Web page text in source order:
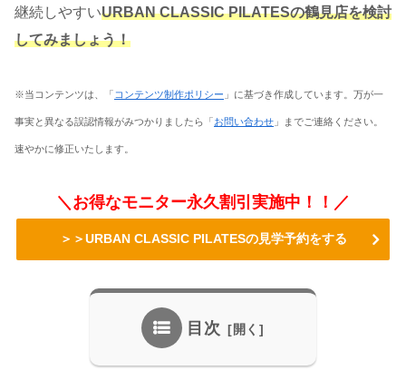
継続しやすいURBAN CLASSIC PILATESの鶴見店を検討
してみましょう！
※当コンテンツは、「 コンテンツ制作ポリシー 」に基づき作成しています。万が一
事実と異なる誤認情報がみつかりましたら「お問い合わせ 」までご連絡ください。
速やかに修正いたします。
＼お得なモニター永久割引実施中！！／
＞＞URBAN CLASSIC PILATESの見学予約をする
目次